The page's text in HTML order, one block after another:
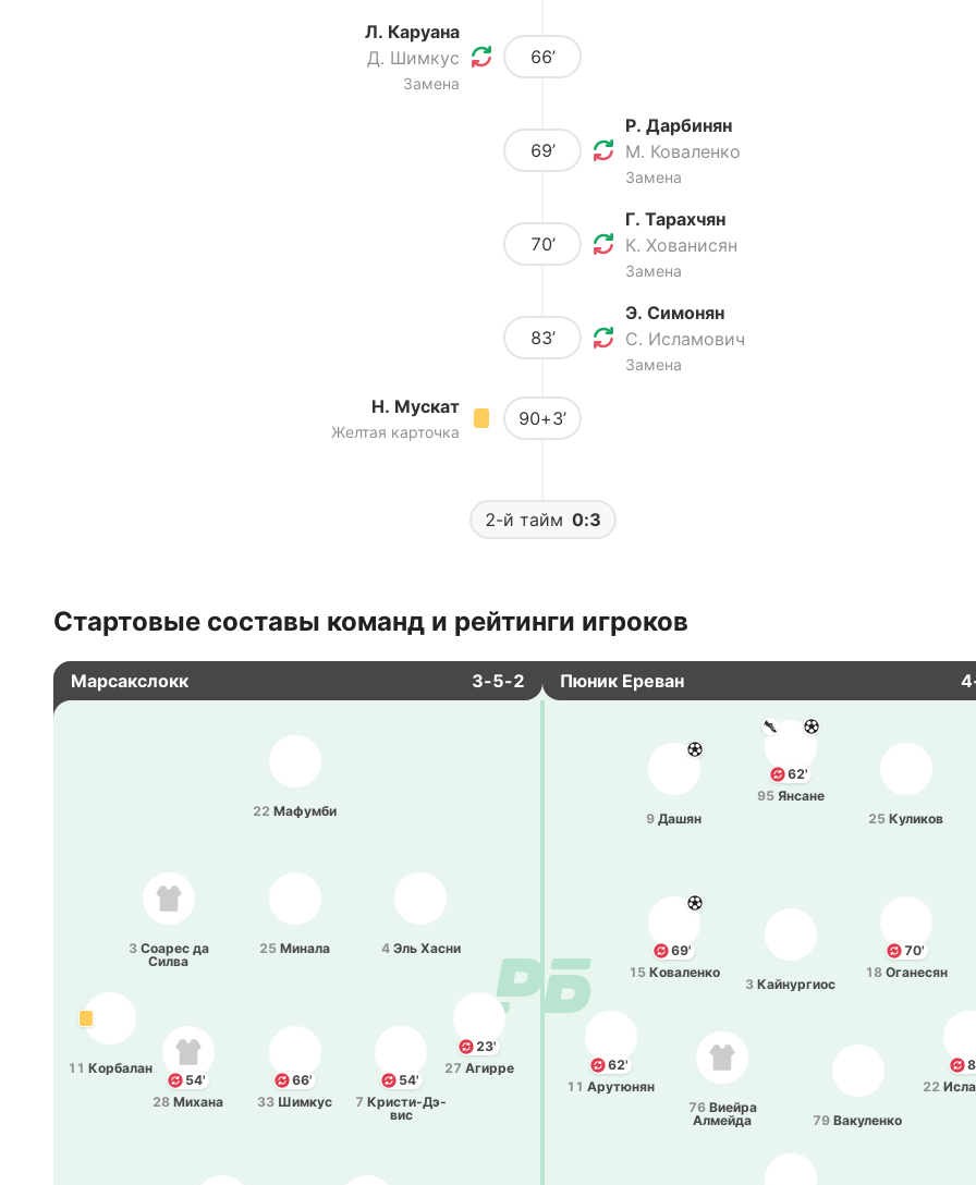
Л. Каруана
Д. Шимкус
Замена
66’
69’
Р. Дарбинян
М. Коваленко
Замена
70’
Г. Тарахчян
К. Хованисян
Замена
83’
Э. Симонян
С. Исламович
Замена
Н. Мускат
Желтая карточка
90+3’
2-й тайм 0:3
Стартовые составы команд и рейтинги игроков
Марсакслокк 3-5-2 Пюник Ереван
22 Ма­фу­мби
25 Минала 4 Эль Хасни
3 Соарес да
Силва
54'
28 Михана
66'
33 Шимкус
11 Ко­рба­лан
23'
27 Агирре
54'
7 Кри­сти­-Дэ­
вис
22
76 Виейра
Алмей­да
79 Ва­ку­ле­нко
62'
11 Ару­тю­нян
69'
15 Ко­ва­ле­нко
3 Кай­ну­ргиос
70'
18 Ога­не­сян
25 Ку­ли­ков
62'
95 Янсане
9 Дашян